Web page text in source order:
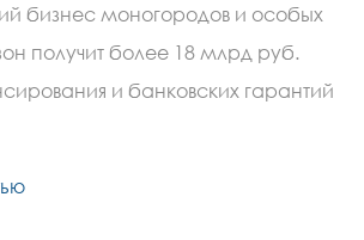
бизнес
«угольных»
моногородов
получит
господдержку
бизнес моногородов и особых
получит более 18 млрд руб.
и банковских гарантий